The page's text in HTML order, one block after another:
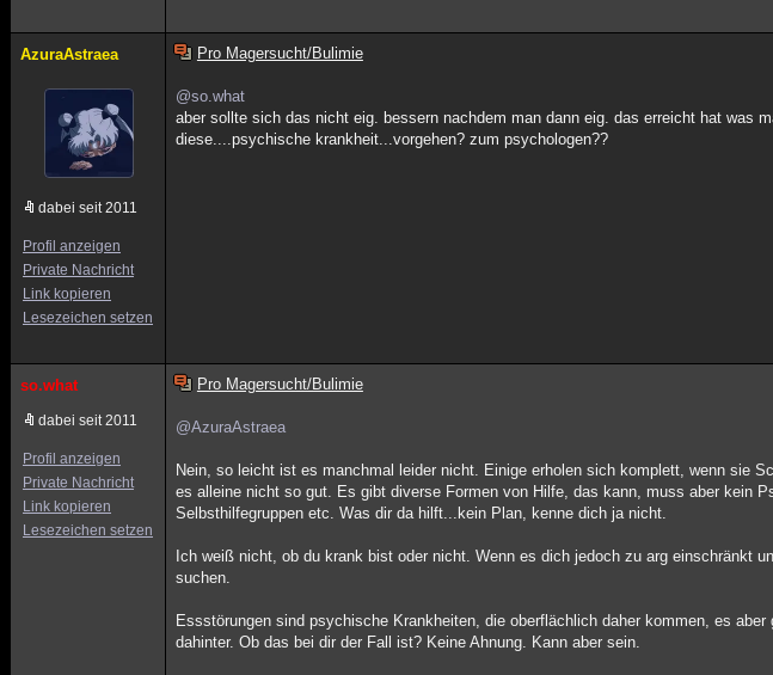
AzuraAstraea
dabei seit 2011
Profil anzeigen
Private Nachricht
Link kopieren
Lesezeichen setzen
Pro Magersucht/Bulimie
@so.what
aber sollte sich das nicht eig. bessern nachdem man dann eig. das erreicht hat was
diese....psychische krankheit...vorgehen? zum psychologen??
so.what
dabei seit 2011
Profil anzeigen
Private Nachricht
Link kopieren
Lesezeichen setzen
Pro Magersucht/Bulimie
@AzuraAstraea
Nein, so leicht ist es manchmal leider nicht. Einige erholen sich komplett, wenn sie
es alleine nicht so gut. Es gibt diverse Formen von Hilfe, das kann, muss aber kein
Selbsthilfegruppen etc. Was dir da hilft...kein Plan, kenne dich ja nicht.
Ich weiß nicht, ob du krank bist oder nicht. Wenn es dich jedoch zu arg einschränkt
suchen.
Essstörungen sind psychische Krankheiten, die oberflächlich daher kommen, es
dahinter. Ob das bei dir der Fall ist? Keine Ahnung. Kann aber sein.